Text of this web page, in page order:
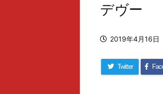
デヴー
2019年4月16日
Twitter